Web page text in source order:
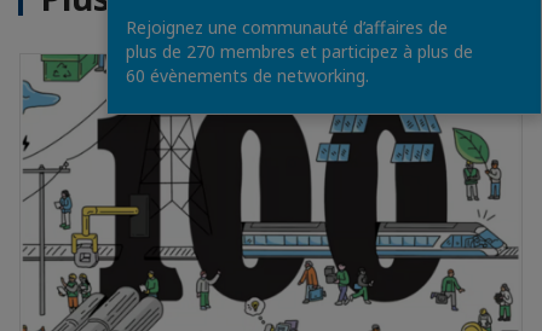
Rejoignez une communauté d’affaires de
plus de 270 membres et participez à plus de
60 évènements de networking.